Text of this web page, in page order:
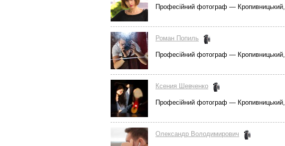
Професійний фотограф — Кропивницький,
Роман Попиль
Професійний фотограф — Кропивницький,
Ксения Шевченко
Професійний фотограф — Кропивницький,
Олександр Володимирович